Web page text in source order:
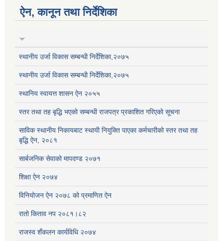
ऐन, कानून तथा निर्देशिका
स्थानीय उर्जा विकास सम्बन्धी निर्देशिका,२०७५
स्थानीय उर्जा विकास सम्बन्धी निर्देशिका,२०७५
स्थानिय स्वायत्त शासन ऐन २०५५
स्तर तथा तह बृद्धि भएको सम्बन्धी राजपत्र प्रकाशित गरिएको सूचना
साविक स्थानीय निकायबाट स्थायी नियुक्ति पाएका कर्मचारीको स्तर तथा तह
बृद्धि ऐन, २०८१
सार्बजनिक सेवाको मापदण्ड २०७१
शिक्षा ऐन २०७४
विनियोजन ऐन २०७८ को प्रमाणित ऐन
रातो किताव नप २०८१।८२
राजस्व शँकलन कार्यविधि २०७४